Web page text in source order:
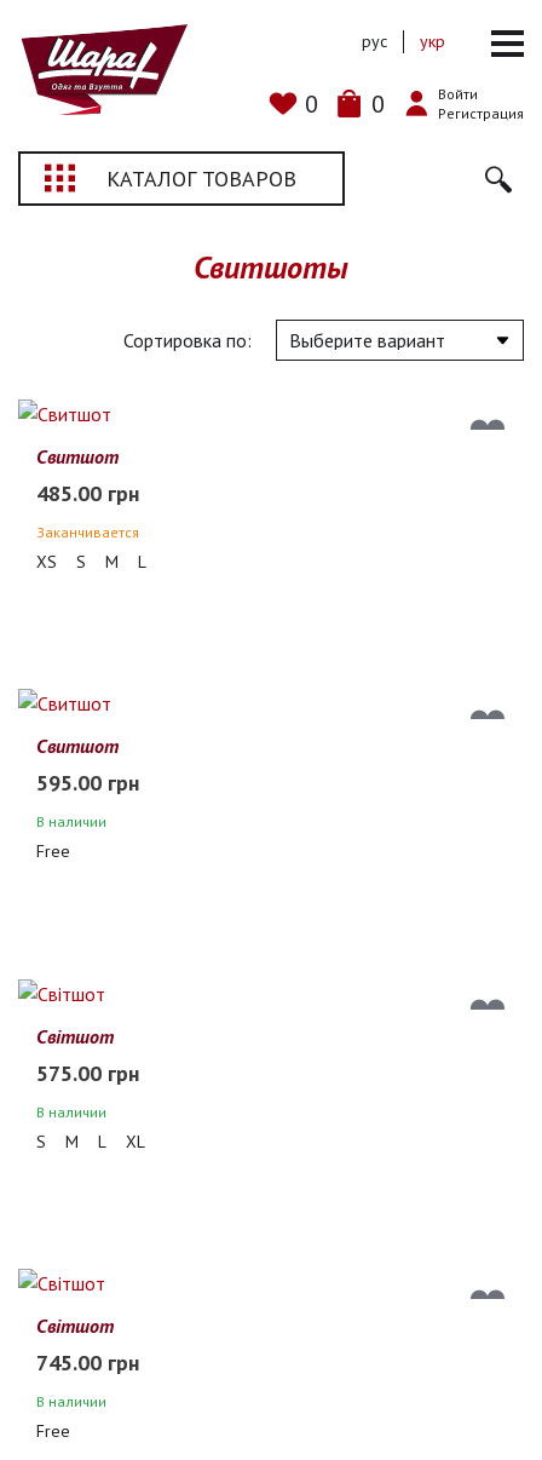
0 0
Войти
Регистрация
рус укр
КАТАЛОГ ТОВАРОВ
Свитшоты
Сортировка по:
Свитшот
485.00 грн
Заканчивается
XS S M L
Свитшот
595.00 грн
В наличии
Free
Світшот
575.00 грн
В наличии
S M L XL
Світшот
745.00 грн
В наличии
Free